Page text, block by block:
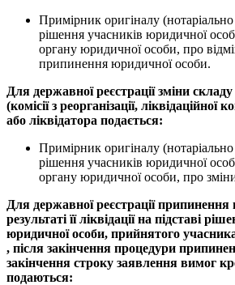
Примірник оригіналу (нотаріально
рішення учасників юридичної
органу юридичної особи, про
припинення юридичної особи.
Для державної реєстрації зміни
(комісії з реорганізації, ліквідаційної
або ліквідатора подається:
Примірник оригіналу (нотаріально
рішення учасників юридичної
органу юридичної особи, про
Для державної реєстрації
результаті її ліквідації на підставі
юридичної особи, прийнятого
, після закінчення процедури
закінчення строку заявлення вимог
подаються: